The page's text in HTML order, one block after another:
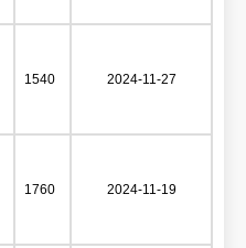
1540 2024-11-27
1760 2024-11-19